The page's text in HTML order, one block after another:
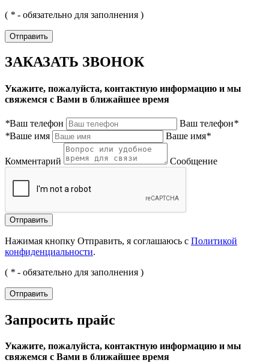
( * - обязательно для заполнения )
ЗАКАЗАТЬ ЗВОНОК
Укажите, пожалуйста, контактную информацию и мы
свяжемся с Вами в ближайшее время
*Ваш телефон Ваш телефон*
*Ваше имя Ваше имя*
Комментарий Сообщение
Нажимая кнопку Отправить, я соглашаюсь с Политикой
конфиденциальности.
( * - обязательно для заполнения )
Запросить прайс
Укажите, пожалуйста, контактную информацию и мы
свяжемся с Вами в ближайшее время